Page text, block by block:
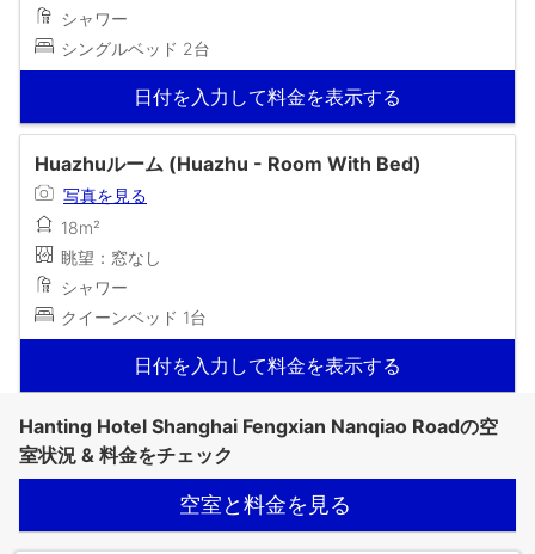
シャワー
シングルベッド 2台
日付を入力して料金を表示する
Huazhuルーム (Huazhu - Room With Bed)
写真を見る
18m²
眺望：窓なし
シャワー
クイーンベッド 1台
日付を入力して料金を表示する
Hanting Hotel Shanghai Fengxian Nanqiao Roadの空
室状況 & 料金をチェック
空室と料金を見る